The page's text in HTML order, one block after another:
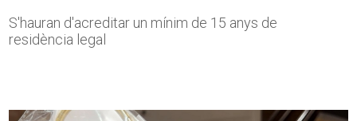
S'hauran d'acreditar un mínim de 15 anys de
residència legal